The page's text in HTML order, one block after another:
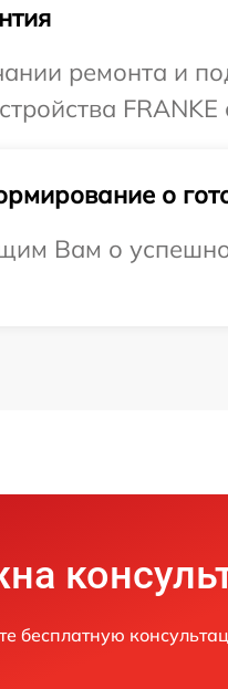
ремонта и
о
Вам о
бесплатную